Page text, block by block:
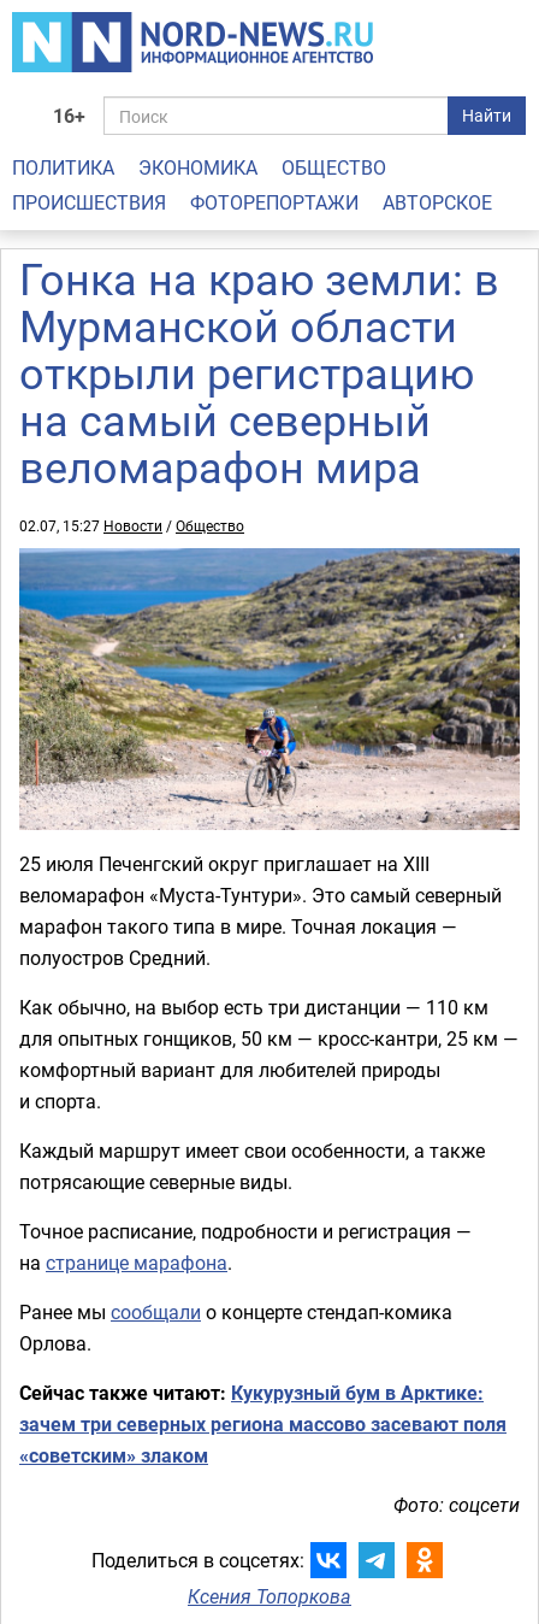
16+ Найти
ПОЛИТИКА ЭКОНОМИКА
ОБЩЕСТВО
ПРОИСШЕСТВИЯ
ФОТОРЕПОРТАЖИ АВТОРСКОЕ
Гонка на краю земли: в
Мурманской области
открыли регистрацию
на самый северный
веломарафон мира
02.07, 15:27 Новости /Общество
25 июля Печенгский округ приглашает на XIII
веломарафон «Муста-Тунтури». Это самый северный
марафон такого типа в мире. Точная локация —
полуостров Средний.
Как обычно, на выбор есть три дистанции — 110 км
для опытных гонщиков, 50 км — кросс-кантри, 25 км —
комфортный вариант для любителей природы
и спорта.
Каждый маршрут имеет свои особенности, а также
потрясающие северные виды.
Точное расписание, подробности и регистрация —
на странице марафона.
Ранее мы сообщали о концерте стендап-комика
Орлова.
Сейчас также читают: Кукурузный бум в Арктике:
зачем три северных региона массово засевают поля
«советским» злаком
Фото: соцсети
Поделиться в соцсетях:
Ксения Топоркова